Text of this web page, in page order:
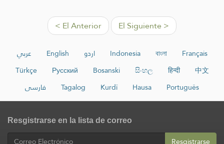
< El Anterior El Siguiente >
عربي English اردو Indonesia বাংলা
Français
Türkçe
Русский Bosanski සිංහල हिन्दी
中文
فارسی
Tagalog Kurdî Hausa Português
Resgistrarse en la lista de correo
Resgistrarse